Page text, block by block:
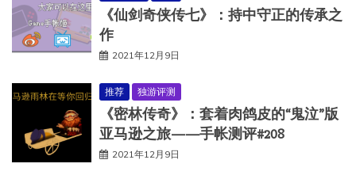
《仙剑奇侠传七》：持中守正的传承之
作
2021年12月9日
推荐 独游评测
《密林传奇》：套着肉鸽皮的“鬼泣”版
亚马逊之旅——手帐测评#208
2021年12月9日